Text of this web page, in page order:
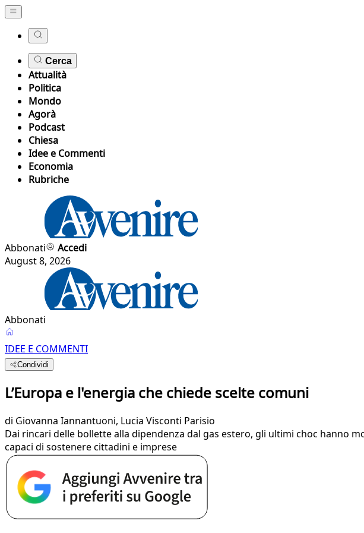
Cerca
Attualità
Politica
Mondo
Agorà
Podcast
Chiesa
Idee e Commenti
Economia
Rubriche
Abbonati
Accedi
August 8, 2026
Abbonati
IDEE E COMMENTI
Condividi
L’Europa e l'energia che chiede scelte comuni
di Giovanna Iannantuoni, Lucia Visconti Parisio
Dai rincari delle bollette alla dipendenza dal gas estero, gli ultimi choc hanno
capaci di sostenere cittadini e imprese